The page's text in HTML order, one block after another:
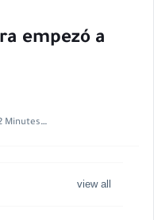
empezó a
to read